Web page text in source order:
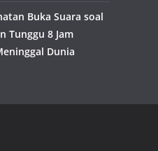
Buka Suara soal
Tunggu 8 Jam
Dunia